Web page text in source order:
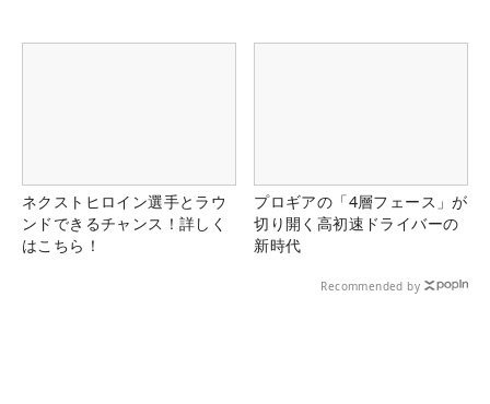
ネクストヒロイン選手とラウ
ンドできるチャンス！詳しく
はこちら！
プロギアの「4層フェース」が
切り開く高初速ドライバーの
新時代
Recommended by